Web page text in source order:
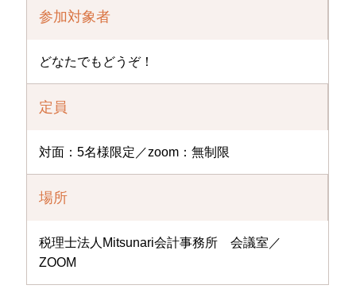
参加対象者
どなたでもどうぞ！
定員
対面：5名様限定／zoom：無制限
場所
税理士法人Mitsunari会計事務所 会議室／
ZOOM